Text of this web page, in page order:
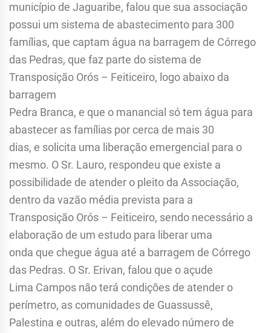
município de Jaguaribe, falou que sua associação
possui um sistema de abastecimento para 300
famílias, que captam água na barragem de Córrego
das Pedras, que faz parte do sistema de
Transposição Orós – Feiticeiro, logo abaixo da
barragem
Pedra Branca, e que o manancial só tem água para
abastecer as famílias por cerca de mais 30
dias, e solicita uma liberação emergencial para o
mesmo. O Sr. Lauro, respondeu que existe a
possibilidade de atender o pleito da Associação,
dentro da vazão média prevista para a
Transposição Orós – Feiticeiro, sendo necessário a
elaboração de um estudo para liberar uma
onda que chegue água até a barragem de Córrego
das Pedras. O Sr. Erivan, falou que o açude
Lima Campos não terá condições de atender o
perímetro, as comunidades de Guassussê,
Palestina e outras, além do elevado número de